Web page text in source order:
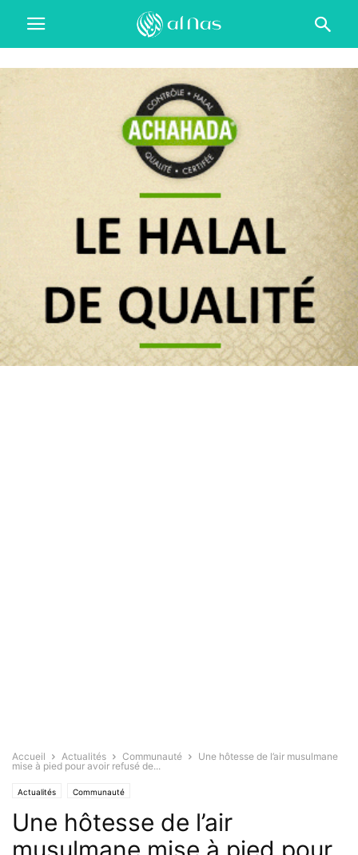
Accueil Actualités Communauté
Une hôtesse de l’air musulmane
mise à pied pour avoir refusé de...
Actualités Communauté
Une hôtesse de l’air